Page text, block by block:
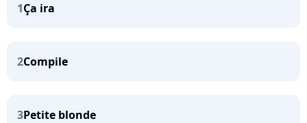
1Ça ira
2Compile
3Petite blonde